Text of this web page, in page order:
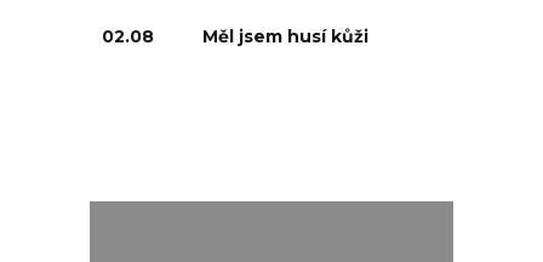
02.08 Měl jsem husí kůži